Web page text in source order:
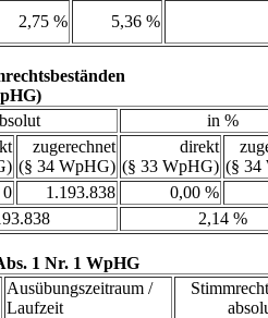
2,75 % 5,36 %
in %
zugerechnet
(§ 34 WpHG)
direkt
(§ 33 WpHG) (§ 34
0 1.193.838
0,00 %
2,14 %
1 Nr. 1 WpHG
Ausübungszeitraum /
Laufzeit